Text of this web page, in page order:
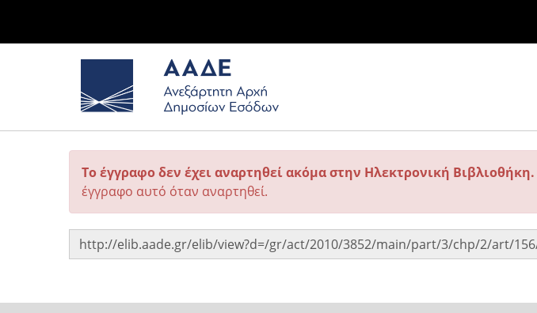
Το έγγραφο δεν έχει αναρτηθεί ακόμα στην Ηλεκτρονική Βιβλιοθήκη.
έγγραφο αυτό όταν αναρτηθεί.